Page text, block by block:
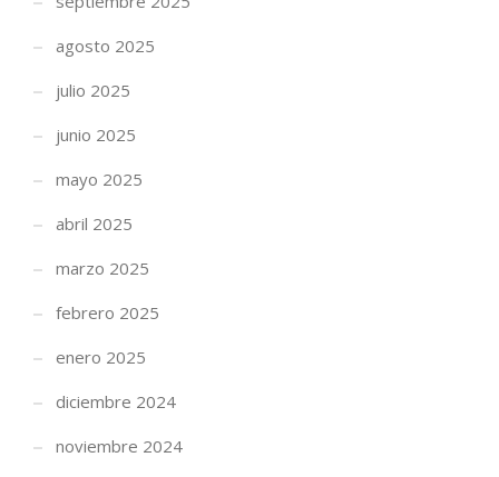
agosto 2025
julio 2025
junio 2025
mayo 2025
abril 2025
marzo 2025
febrero 2025
enero 2025
diciembre 2024
noviembre 2024